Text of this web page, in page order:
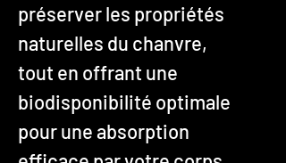
préserver les propriétés
naturelles du chanvre,
tout en offrant une
biodisponibilité optimale
pour une absorption